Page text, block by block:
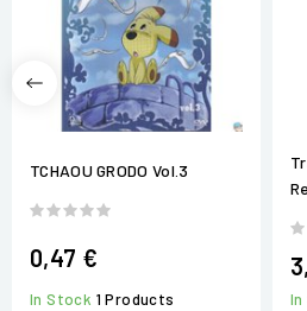
TCHAOU GRODO Vol.3
0,47 €
In Stock 1 Products